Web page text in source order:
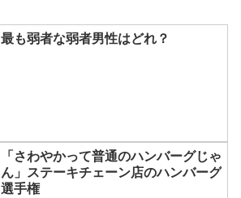
最も弱者な弱者男性はどれ？
「さわやかって普通のハンバーグじゃ
ん」ステーキチェーン店のハンバーグ
選手権